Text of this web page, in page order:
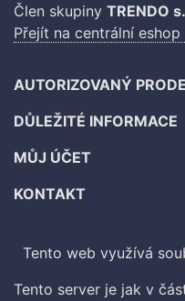
Člen skupiny TRENDO
Přejít na centrální
AUTORIZOVANÝ
DŮLEŽITÉ INFORMACE
MŮJ ÚČET
KONTAKT
Tento web využívá
Tento server je jak v